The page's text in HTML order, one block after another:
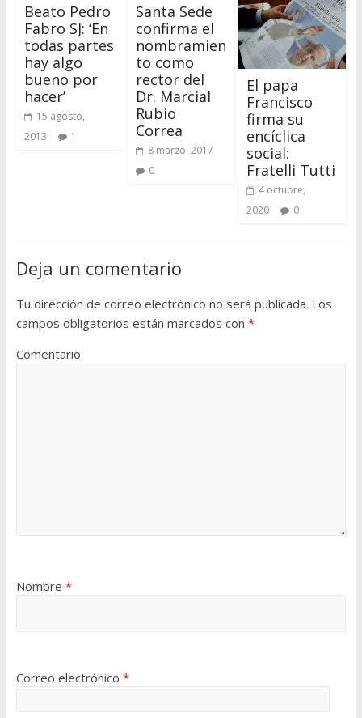
Beato Pedro
Fabro SJ: ‘En
todas partes
hay algo
bueno por
hacer’
15 agosto,
2013
1
Santa Sede
confirma el
nombramien
to como
rector del
Dr. Marcial
Rubio
Correa
8 marzo, 2017
0
El papa
Francisco
firma su
encíclica
social:
Fratelli Tutti
4 octubre,
2020
0
Deja un comentario
Tu dirección de correo electrónico no será publicada. Los
campos obligatorios están marcados con *
Comentario
Nombre *
Correo electrónico *